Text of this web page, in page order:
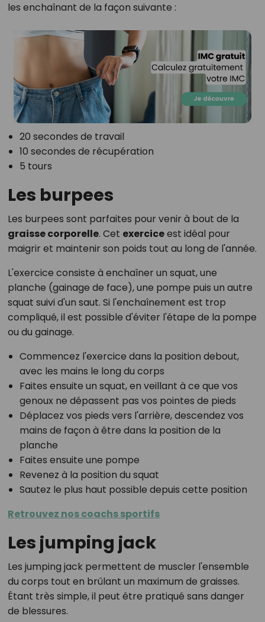
les enchaînant de la façon suivante :
20 secondes de travail
10 secondes de récupération
5 tours
Les burpees
Les burpees sont parfaites pour venir à bout de la
graisse corporelle. Cet exerciceest idéal pour
maigrir et maintenir son poids tout au long de l'année.
L'exercice consiste à enchaîner un squat, une
planche (gainage de face), une pompe puis un autre
squat suivi d'un saut. Si l'enchaînement est trop
compliqué, il est possible d'éviter l'étape de la pompe
ou du gainage.
Commencez l'exercice dans la position debout,
avec les mains le long du corps
Faites ensuite un squat, en veillant à ce que vos
genoux ne dépassent pas vos pointes de pieds
Déplacez vos pieds vers l'arrière, descendez vos
mains de façon à être dans la position de la
planche
Faites ensuite une pompe
Revenez à la position du squat
Sautez le plus haut possible depuis cette position
Retrouvez nos coachs sportifs
Les jumping jack
Les jumping jack permettent de muscler l'ensemble
du corps tout en brûlant un maximum de graisses.
Étant très simple, il peut être pratiqué sans danger
de blessures.